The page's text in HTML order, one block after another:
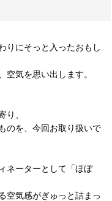
りにそっと入ったおもし
気を思い出します。
り、
のを、今回お取り扱いで
ネーターとして「ほぼ
空気感がぎゅっと詰まっ